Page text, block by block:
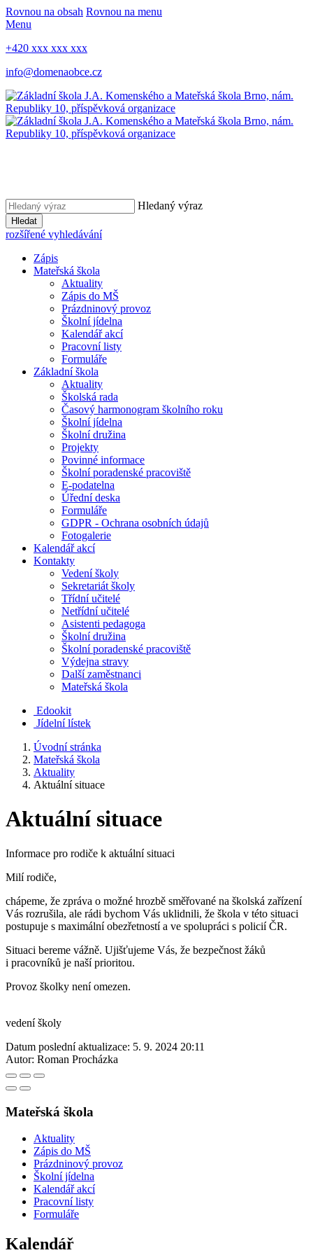
Rovnou na obsah Rovnou na menu
Menu
+420 xxx xxx xxx
info@domenaobce.cz
Hledaný výraz
Hledat
rozšířené vyhledávání
Zápis
Mateřská škola
Aktuality
Zápis do MŠ
Prázdninový provoz
Školní jídelna
Kalendář akcí
Pracovní listy
Formuláře
Základní škola
Aktuality
Školská rada
Časový harmonogram školního roku
Školní jídelna
Školní družina
Projekty
Povinné informace
Školní poradenské pracoviště
E-podatelna
Úřední deska
Formuláře
GDPR - Ochrana osobních údajů
Fotogalerie
Kalendář akcí
Kontakty
Vedení školy
Sekretariát školy
Třídní učitelé
Netřídní učitelé
Asistenti pedagoga
Školní družina
Školní poradenské pracoviště
Výdejna stravy
Další zaměstnanci
Mateřská škola
Edookit
Jídelní lístek
Úvodní stránka
Mateřská škola
Aktuality
Aktuální situace
Aktuální situace
Informace pro rodiče k aktuální situaci
Milí rodiče,
chápeme, že zpráva o možné hrozbě směřované na školská zařízení
Vás rozrušila, ale rádi bychom Vás uklidnili, že škola v této situaci
postupuje s maximální obezřetností a ve spolupráci s policií ČR.
Situaci bereme vážně. Ujišťujeme Vás, že bezpečnost žáků
i pracovníků je naší prioritou.
Provoz školky není omezen.
vedení školy
Datum poslední aktualizace: 5. 9. 2024 20:11
Autor: Roman Procházka
Mateřská škola
Aktuality
Zápis do MŠ
Prázdninový provoz
Školní jídelna
Kalendář akcí
Pracovní listy
Formuláře
Kalendář